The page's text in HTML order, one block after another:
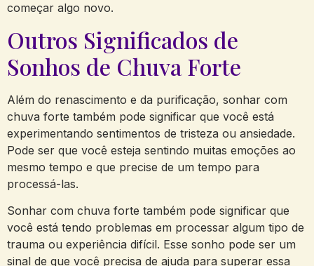
começar algo novo.
Outros Significados de
Sonhos de Chuva Forte
Além do renascimento e da purificação, sonhar com
chuva forte também pode significar que você está
experimentando sentimentos de tristeza ou ansiedade.
Pode ser que você esteja sentindo muitas emoções ao
mesmo tempo e que precise de um tempo para
processá-las.
Sonhar com chuva forte também pode significar que
você está tendo problemas em processar algum tipo de
trauma ou experiência difícil. Esse sonho pode ser um
sinal de que você precisa de ajuda para superar essa